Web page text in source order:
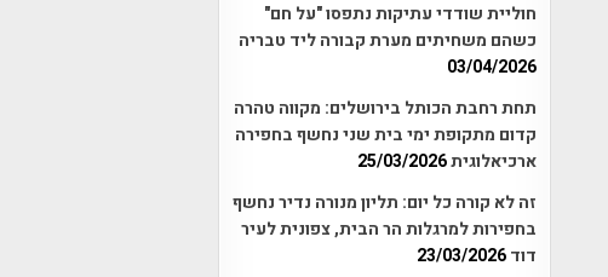
חוליית שודדי עתיקות נתפסו "על חם"
כשהם משחיתים מערת קבורה ליד טבריה
03/04/2026
תחת רחבת הכותל בירושלים: מקווה טהרה
קדום מתקופת ימי בית שני נחשף בחפירה
ארכיאלוגית25/03/2026
זה לא קורה כל יום: תליון מנורה נדיר נחשף
בחפירות למרגלות הר הבית, צפונית לעיר
דוד23/03/2026